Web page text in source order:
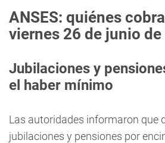
ANSES: quiénes
viernes 26 de junio
Jubilaciones y
el haber mínimo
Las autoridades informaron que
jubilaciones y pensiones por